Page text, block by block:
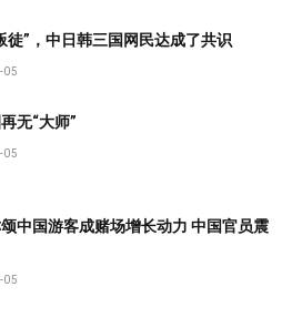
徒”，中日韩三国网民达成了共识
05
无“大师”
05
中国游客成赌场增长动力 中国官员震
05